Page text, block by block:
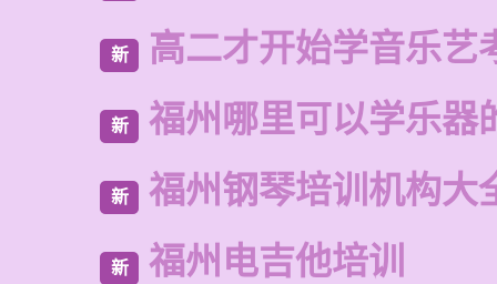
新 高二才开始学音乐艺
新 福州哪里可以学乐器
新 福州钢琴培训机构大
新 福州电吉他培训